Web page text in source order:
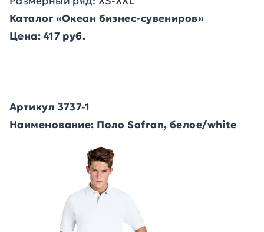
Каталог «Океан бизнес-сувениров»
Цена: 417 руб.
Артикул 3737-1
Наименование: Поло Safran, белое/white